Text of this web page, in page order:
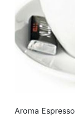
Aroma